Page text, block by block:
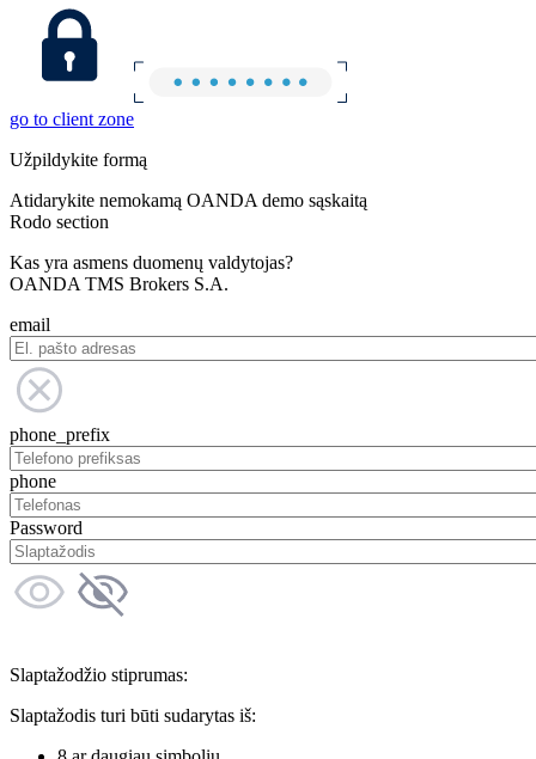
go to client zone
Užpildykite formą
Atidarykite nemokamą OANDA demo sąskaitą
Rodo section
Kas yra asmens duomenų valdytojas?
OANDA TMS Brokers S.A.
email
phone_prefix
phone
Password
Slaptažodžio stiprumas:
Slaptažodis turi būti sudarytas iš: